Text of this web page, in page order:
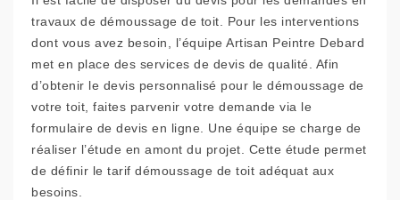
travaux de démoussage de toit. Pour les interventions
dont vous avez besoin, l’équipe Artisan Peintre Debard
met en place des services de devis de qualité. Afin
d’obtenir le devis personnalisé pour le démoussage de
votre toit, faites parvenir votre demande via le
formulaire de devis en ligne. Une équipe se charge de
réaliser l’étude en amont du projet. Cette étude permet
de définir le tarif démoussage de toit adéquat aux
besoins.